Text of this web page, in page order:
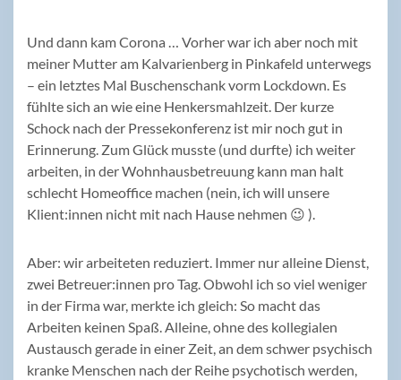
Und dann kam Corona … Vorher war ich aber noch mit
meiner Mutter am Kalvarienberg in Pinkafeld unterwegs
– ein letztes Mal Buschenschank vorm Lockdown. Es
fühlte sich an wie eine Henkersmahlzeit. Der kurze
Schock nach der Pressekonferenz ist mir noch gut in
Erinnerung. Zum Glück musste (und durfte) ich weiter
arbeiten, in der Wohnhausbetreuung kann man halt
schlecht Homeoffice machen (nein, ich will unsere
Klient:innen nicht mit nach Hause nehmen 😉 ).
Aber: wir arbeiteten reduziert. Immer nur alleine Dienst,
zwei Betreuer:innen pro Tag. Obwohl ich so viel weniger
in der Firma war, merkte ich gleich: So macht das
Arbeiten keinen Spaß. Alleine, ohne des kollegialen
Austausch gerade in einer Zeit, an dem schwer psychisch
kranke Menschen nach der Reihe psychotisch werden,